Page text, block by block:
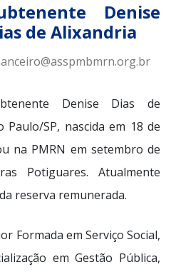
Denise
de Alixandria
Denise Dias de
SP, nascida em 18 de
na PMRN em setembro de
Potiguares. Atualmente
reserva remunerada.
Formada em Serviço Social,
em Gestão Pública,